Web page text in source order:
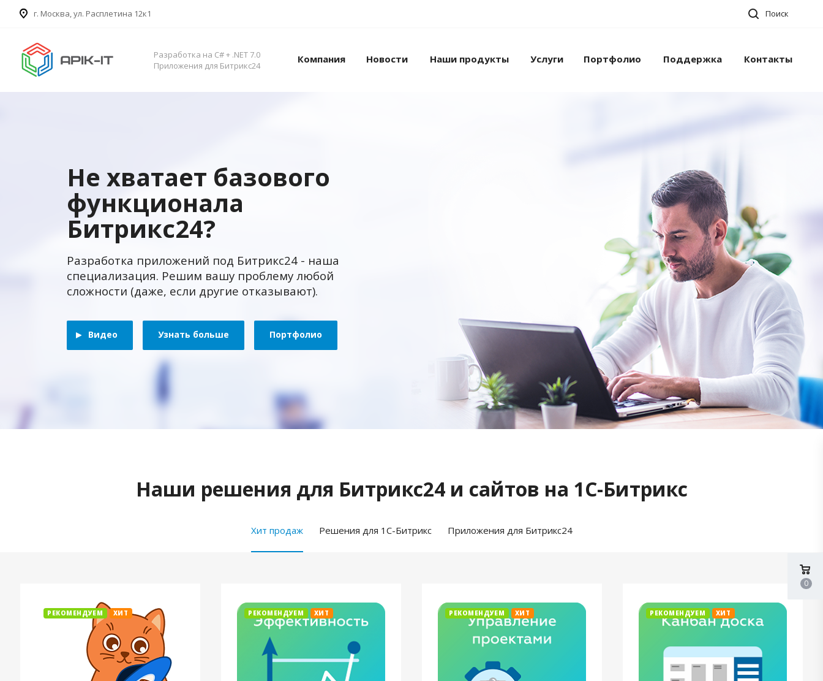
​г. Москва, ул. Расплетина 12к1 Поиск
Разработка на C# + .NET 7.0
Приложения для Битрикс24
Компания Новости Наши продукты Услуги Портфолио Поддержка Контакты
Не хватает базового
функционала
Битрикс24?
Разработка приложений под Битрикс24 - наша
специализация. Решим вашу проблему любой
сложности (даже, если другие отказывают).
Видео Узнать больше Портфолио
Наши решения для Битрикс24 и сайтов на 1С-Битрикс
Хит продаж Решения для 1С-Битрикс Приложения для Битрикс24
РЕКОМЕНДУЕМ ХИТ РЕКОМЕНДУЕМ ХИТ РЕКОМЕНДУЕМ ХИТ РЕКОМЕНДУЕМ ХИТ
0